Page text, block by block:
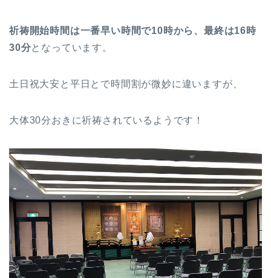
祈祷開始時間は一番早い時間で10時から、最終は16時
30分となっています。
土日祝大安と平日とで時間割が微妙に違いますが、
大体30分おきに祈祷されているようです！